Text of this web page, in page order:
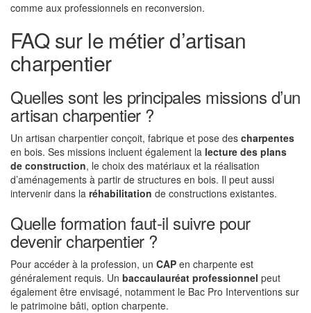
comme aux professionnels en reconversion.
FAQ sur le métier d’artisan
charpentier
Quelles sont les principales missions d’un
artisan charpentier ?
Un artisan charpentier conçoit, fabrique et pose des charpentes
en bois. Ses missions incluent également la lecture des plans
de construction, le choix des matériaux et la réalisation
d’aménagements à partir de structures en bois. Il peut aussi
intervenir dans la réhabilitation de constructions existantes.
Quelle formation faut-il suivre pour
devenir charpentier ?
Pour accéder à la profession, un CAP en charpente est
généralement requis. Un baccaulauréat professionnel peut
également être envisagé, notamment le Bac Pro Interventions sur
le patrimoine bâti, option charpente.